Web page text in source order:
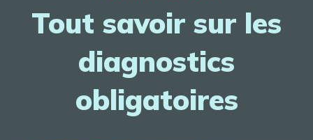
Tout savoir sur les
diagnostics
obligatoires